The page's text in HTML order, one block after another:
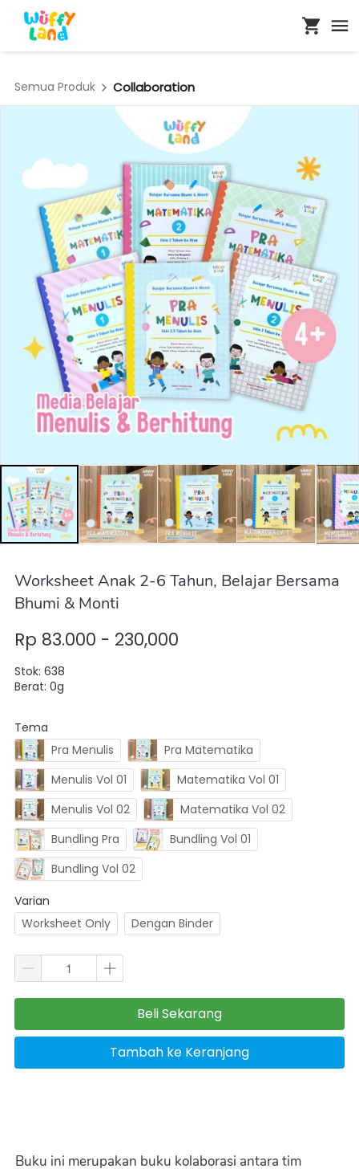
Semua Produk Collaboration
Worksheet Anak 2-6 Tahun, Belajar Bersama
Bhumi & Monti
Rp 83.000 - 230,000
Stok: 638
Berat: 0g
Tema
Pra Menulis
Pra Matematika
Menulis Vol 01
Matematika Vol 01
Menulis Vol 02
Matematika Vol 02
Bundling Pra
Bundling Vol 01
Bundling Vol 02
Varian
Worksheet Only
Dengan Binder
`Beli Sekarang
`Tambah ke Keranjang
Buku ini merupakan buku kolaborasi antara tim